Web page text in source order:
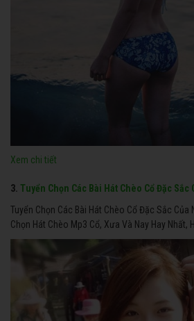
Xem chi tiết
3. Tuyển Chọn Các Bài Hát Chèo Cổ Đặc Sắc
Tuyển Chọn Các Bài Hát Chèo Cổ Đặc Sắc Của
Chọn Hát Chèo Mp3 Cổ, Xưa Và Nay Hay Nhất,